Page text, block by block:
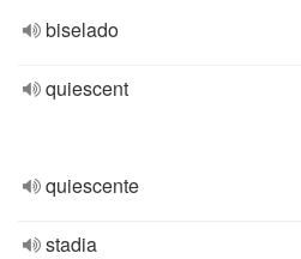
biselado
quiescent
quiescente
stadia